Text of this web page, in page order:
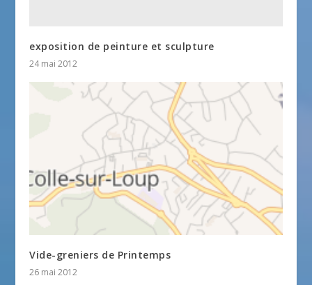
exposition de peinture et sculpture
24 mai 2012
Vide-greniers de Printemps
26 mai 2012